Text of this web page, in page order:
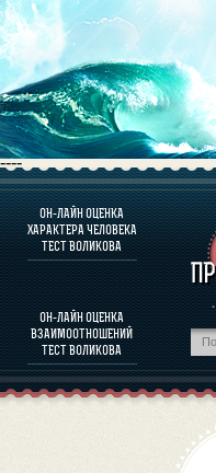
----
ОН-ЛАЙН ОЦЕНКА
ХАРАКТЕРА ЧЕЛОВЕКА
ТЕСТ ВОЛИКОВА
ОН-ЛАЙН ОЦЕНКА
ВЗАИМООТНОШЕНИЙ
ТЕСТ ВОЛИКОВА
ОЦЕНКА
ОЦЕНКА